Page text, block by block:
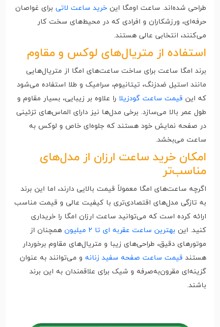
طراحی شده‌اند. ساعت اومگا این خرید ساعت لاتی برای غواصان
حرفه‌ای، ورزشکاران و افرادی که در محیط‌های سخت کار
می‌کنند، انتخابی عالی هستند.
استفاده از متریال‌های لوکس و مقاوم
برند امگا ساعت برای ساخت ساعت‌های امگا از متریال‌هایی
مانند استیل ضدزنگ، تیتانیوم، سرامیک و طلا استفاده می‌شود
که این قیمت ساعت گودزیلا را علاوه بر زیبایی، بسیار مقاوم و
طول عمر بالا می‌سازد. برخی مدل‌ها نیز دارای الماس‌های تزئینی
در صفحه نمایش خود هستند که جلوه‌ای خاص و لوکس به
ساعت می‌بخشد.
امکان خرید ساعت ارزان از مدل‌های
مناسب‌تر
اگرچه ساعت‌های امگا معمولاً قیمت بالایی دارند، اما این برند
به تازگی مدل‌های اقتصادی‌تری با کیفیت عالی و قیمت مناسب
ارائه کرده است که می‌توانید ساعت ارزان امگا را خریداری
کنید. این بهترین ساعت عقربه ای تا ۲ میلیون
همچنان از
موتورهای دقیق، طراحی‌های زیبا و متریال‌های مقاوم برخوردار
هستند قیمت ساعت صفحه سفید زنانه و می‌توانند به عنوان
گزینه‌ای مقرون‌به‌صرفه و شیک برای علاقمندان به این برند
باشند.